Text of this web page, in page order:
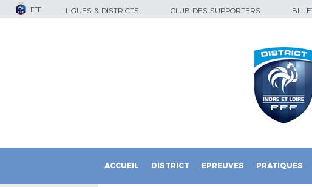
FFF LIGUES & DISTRICTS CLUB DES SUPPORTERS
ACCUEIL DISTRICT EPREUVES PRATIQUES